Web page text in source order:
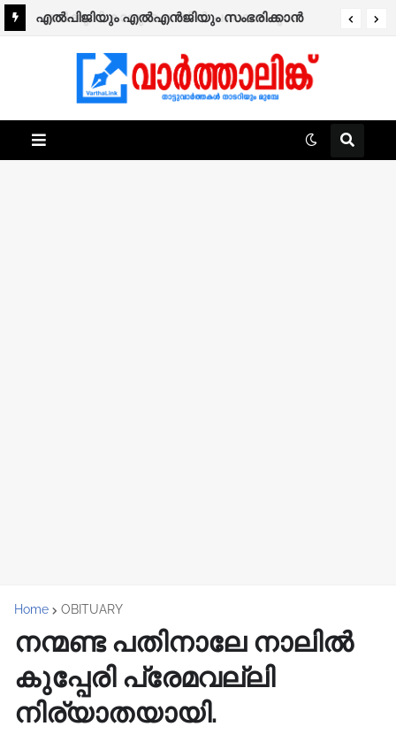
എൽപിജിയും എൽഎൻജിയും സംഭരിക്കാൻ
പുതിയ സെസ് വന്നേക്കും.
Home OBITUARY
നന്മണ്ട പതിനാലേ നാലിൽ
കുപ്പേരി പ്രേമവല്ലി
നിര്യാതയായി.